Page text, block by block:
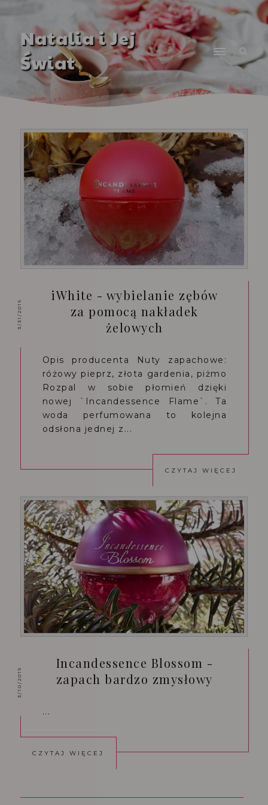
Natalia i Jej
Świat
3/31/2015
iWhite - wybielanie zębów
za pomocą nakładek
żelowych
Opis producenta Nuty zapachowe:
różowy pieprz, złota gardenia, piżmo
Rozpal w sobie płomień dzięki
nowej `Incandessence Flame`. Ta
woda perfumowana to kolejna
odsłona jednej z...
CZYTAJ WIĘCEJ
3/10/2015
Incandessence Blossom -
zapach bardzo zmysłowy
...
CZYTAJ WIĘCEJ